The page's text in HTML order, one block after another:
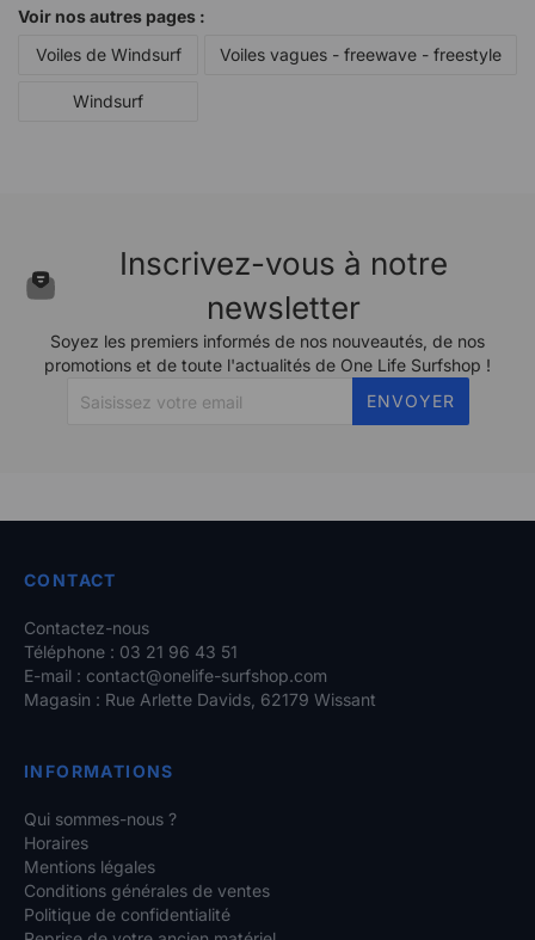
Voir nos autres pages :
Voiles de Windsurf
Voiles vagues - freewave - freestyle
Windsurf
Inscrivez-vous à notre
newsletter
Soyez les premiers informés de nos nouveautés, de nos
promotions et de toute l'actualités de One Life Surfshop !
ENVOYER
CONTACT
Contactez-nous
Téléphone : 03 21 96 43 51
E-mail : contact@onelife-surfshop.com
Magasin : Rue Arlette Davids, 62179 Wissant
INFORMATIONS
Qui sommes-nous ?
Horaires
Mentions légales
Conditions générales de ventes
Politique de confidentialité